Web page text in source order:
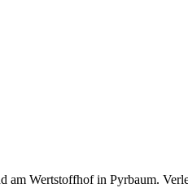
am Wertstoffhof in Pyrbaum.